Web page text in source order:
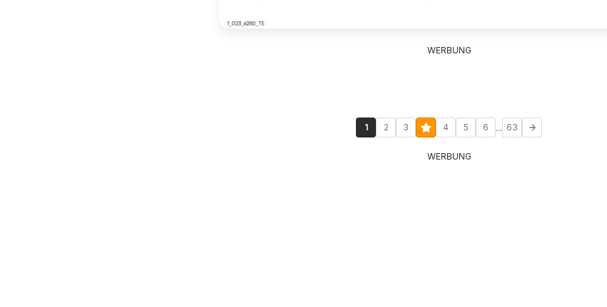
WERBUNG
1 2 3 4 5 6 ... 63
WERBUNG